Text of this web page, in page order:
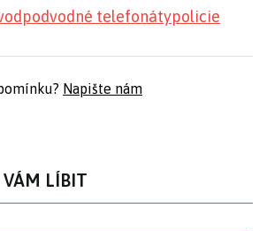
podvodné telefonátypolicie
Napište nám
VÁM LÍBIT